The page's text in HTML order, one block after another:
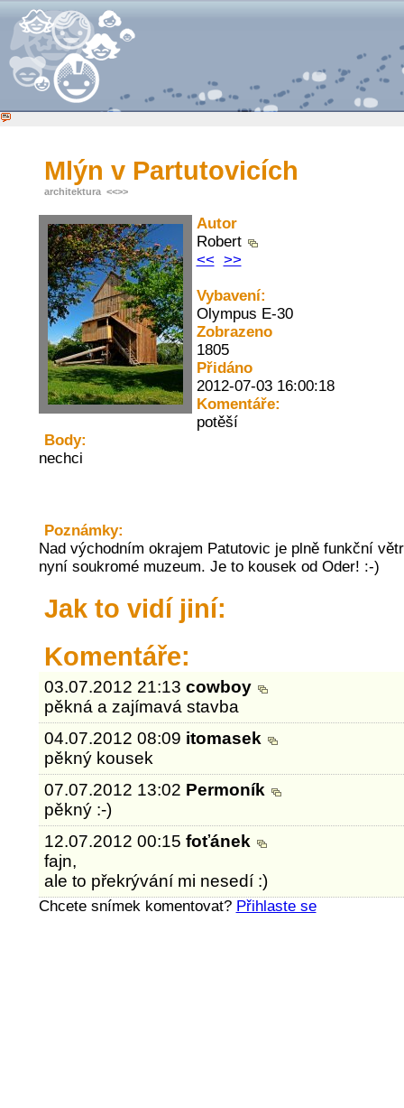
Mlýn v Partutovicích
architektura <<>>
Autor
Robert
<< >>
Vybavení:
Olympus E-30
Zobrazeno
1805
Přidáno
2012-07-03 16:00:18
Komentáře:
potěší
Body:
nechci
Poznámky:
Nad východním okrajem Patutovic je plně funkční
nyní soukromé muzeum. Je to kousek od Oder! :-)
Jak to vidí jiní:
Komentáře:
03.07.2012 21:13cowboy
pěkná a zajímavá stavba
04.07.2012 08:09 itomasek
pěkný kousek
07.07.2012 13:02 Permoník
pěkný :-)
12.07.2012 00:15foťánek
fajn,
ale to překrývání mi nesedí :)
Chcete snímek komentovat? Přihlaste se